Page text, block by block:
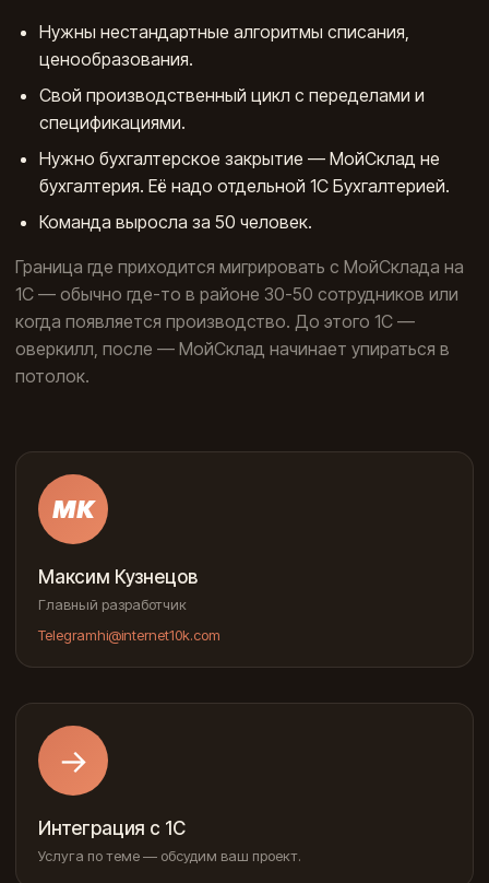
Нужны нестандартные алгоритмы списания,
ценообразования.
Свой производственный цикл с переделами и
спецификациями.
Нужно бухгалтерское закрытие — МойСклад не
бухгалтерия. Её надо отдельной 1С Бухгалтерией.
Команда выросла за 50 человек.
Граница где приходится мигрировать с МойСклада на
1С — обычно где-то в районе 30-50 сотрудников или
когда появляется производство. До этого 1С —
оверкилл, после — МойСклад начинает упираться в
потолок.
МК
Максим Кузнецов
Главный разработчик
Telegramhi@internet10k.com
→
Интеграция с 1С
Услуга по теме — обсудим ваш проект.